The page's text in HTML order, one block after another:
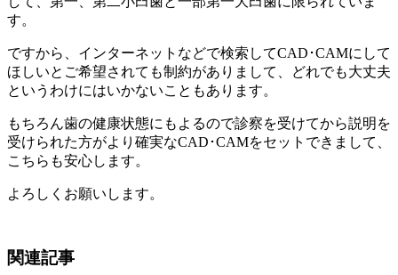
す。
ですから、インターネットなどで検索してCAD･CAMにして
ほしいとご希望されても制約がありまして、どれでも大丈夫
というわけにはいかないこともあります。
もちろん歯の健康状態にもよるので診察を受けてから説明を
受けられた方がより確実なCAD･CAMをセットできまして、
こちらも安心します。
よろしくお願いします。
関連記事